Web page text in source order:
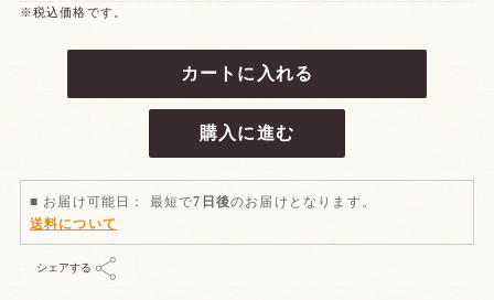
※税込価格です。
カートに入れる
購入に進む
■ お届け可能日： 最短で7日後のお届けとなります。
送料について
シェアする